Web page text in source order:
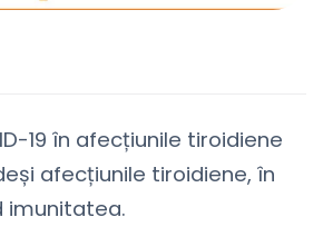
19 în afecțiunile tiroidiene
afecțiunile tiroidiene, în
imunitatea.